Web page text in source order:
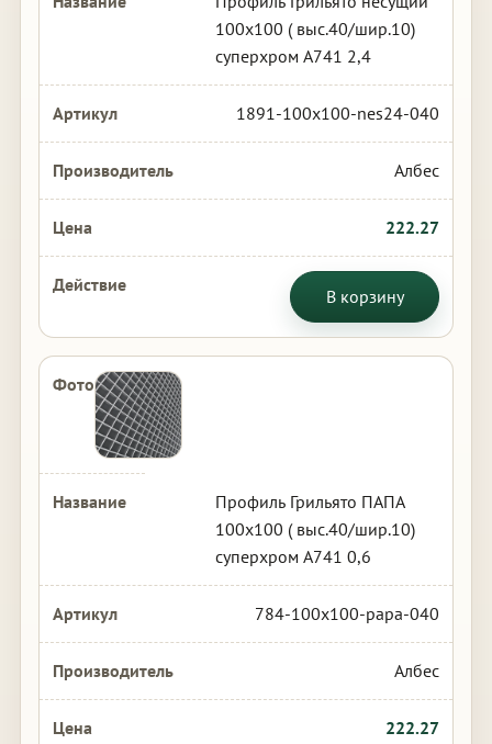
100х100 ( выс.40/шир.10)
суперхром А741 2,4
1891-100x100-nes24-040
Албес
222.27
В корзину
Профиль Грильято ПАПА
100х100 ( выс.40/шир.10)
суперхром А741 0,6
784-100x100-papa-040
Албес
222.27